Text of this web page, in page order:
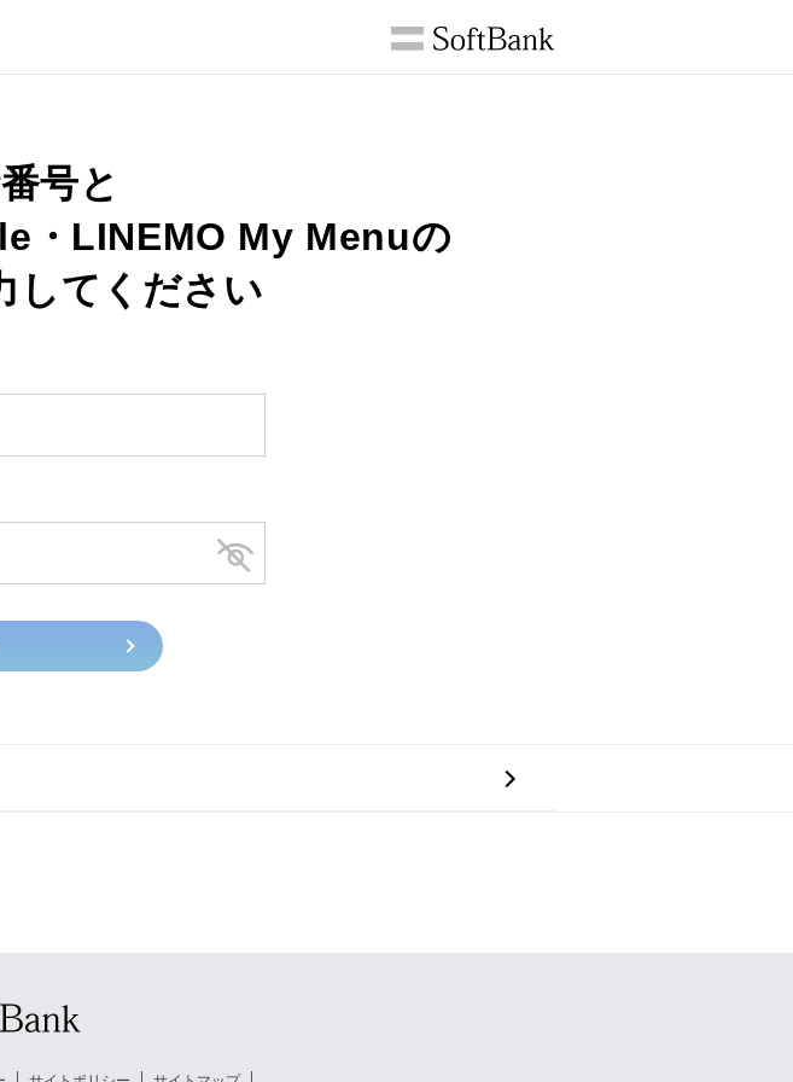
号と
・LINEMO My Menuの
してください